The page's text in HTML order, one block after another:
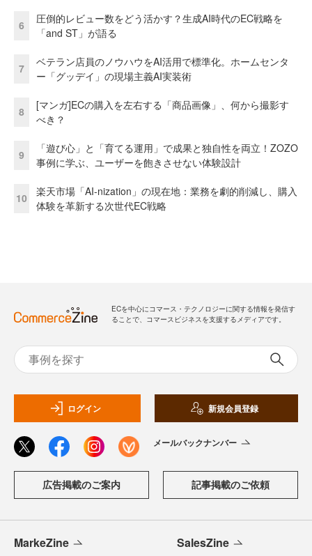
6
圧倒的レビュー数をどう活かす？生成AI時代のEC戦略を
「and ST」が語る
7
ベテラン店員のノウハウをAI活用で標準化。ホームセンタ
ー「グッデイ」の現場主義AI実装術
8
[マンガ]ECの購入を左右する「商品画像」、何から撮影す
べき？
9
「遊び心」と「育てる運用」で成果と独自性を両立！ZOZO
事例に学ぶ、ユーザーを飽きさせない体験設計
10
楽天市場「AI-nization」の現在地：業務を劇的削減し、購入
体験を革新する次世代EC戦略
ECを中心にコマース・テクノロジーに関する情報を発信す
ることで、コマースビジネスを支援するメディアです。
ログイン 新規会員登録
メールバックナンバー
広告掲載のご案内 記事掲載のご依頼
MarkeZine SalesZine